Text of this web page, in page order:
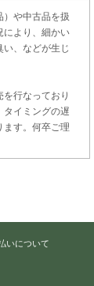
）や中古品を扱
により、細かい
、などが生じ
行なっており
タイミングの遅
ます。何卒ご理
いについて